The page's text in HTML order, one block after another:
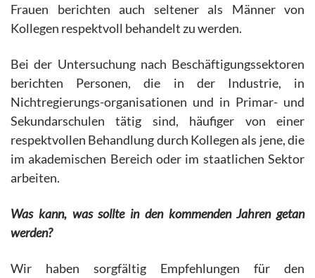
Frauen berichten auch seltener als Männer von
Kollegen respektvoll behandelt zu werden.
Bei der Untersuchung nach Beschäftigungssektoren
berichten Personen, die in der Industrie, in
Nichtregierungs-organisationen und in Primar- und
Sekundarschulen tätig sind, häufiger von einer
respektvollen Behandlung durch Kollegen als jene, die
im akademischen Bereich oder im staatlichen Sektor
arbeiten.
Was kann, was sollte in den kommenden Jahren getan
werden?
Wir haben sorgfältig Empfehlungen für den